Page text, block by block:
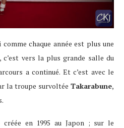
chaque année est plus une
c’est vers la plus grande salle du
a continué. Et c’est avec le
la troupe survoltée Takarabune,
créée en 1995 au Japon ; sur le